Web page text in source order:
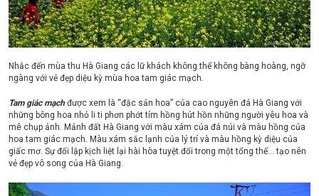
Nhắc đến mùa thu Hà Giang các lữ khách không thể không bàng hoàng, ngỡ
ngàng với vẻ đẹp diệu kỳ mùa hoa tam giác mạch.
Tam giác mạchđược xem là “đặc sản hoa” của cao nguyên đá Hà Giang với
những bông hoa nhỏ li ti phơn phớt tím hồng hút hồn những người yêu hoa và
mê chụp ảnh. Mảnh đất Hà Giang với màu xám của đá núi và màu hồng của
hoa tam giác mạch. Màu xám sắc lạnh của lý trí và màu hồng kỳ diệu của
giấc mơ. Sự đối lập kịch liệt lại hài hòa tuyệt đối trong một tổng thể… tạo nên
vẻ đẹp vô song của Hà Giang.